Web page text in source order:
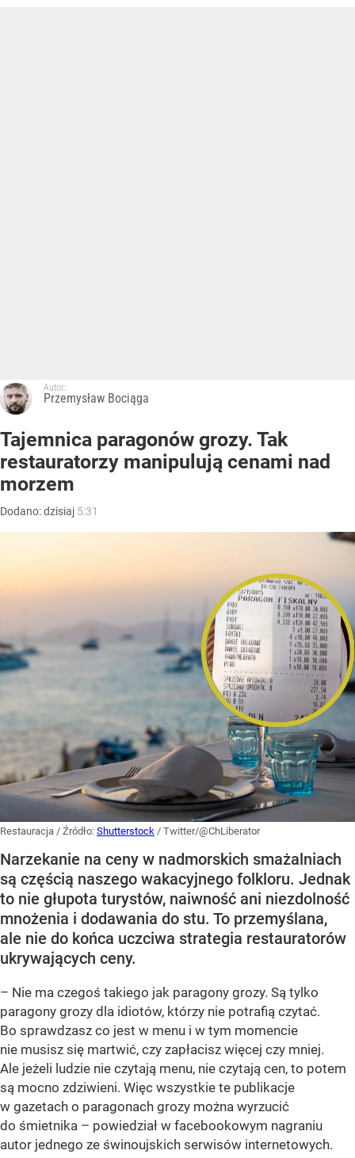
Autor:
Przemysław Bociąga
Tajemnica paragonów grozy. Tak
restauratorzy manipulują cenami nad
morzem
Dodano:dzisiaj 5:31
Restauracja / Źródło: Shutterstock / Twitter/@ChLiberator
Narzekanie na ceny w nadmorskich smażalniach
są częścią naszego wakacyjnego folkloru. Jednak
to nie głupota turystów, naiwność ani niezdolność
mnożenia i dodawania do stu. To przemyślana,
ale nie do końca uczciwa strategia restauratorów
ukrywających ceny.
– Nie ma czegoś takiego jak paragony grozy. Są tylko
paragony grozy dla idiotów, którzy nie potrafią czytać.
Bo sprawdzasz co jest w menu i w tym momencie
nie musisz się martwić, czy zapłacisz więcej czy mniej.
Ale jeżeli ludzie nie czytają menu, nie czytają cen, to potem
są mocno zdziwieni. Więc wszystkie te publikacje
w gazetach o paragonach grozy można wyrzucić
do śmietnika – powiedział w facebookowym nagraniu
autor jednego ze świnoujskich serwisów internetowych.